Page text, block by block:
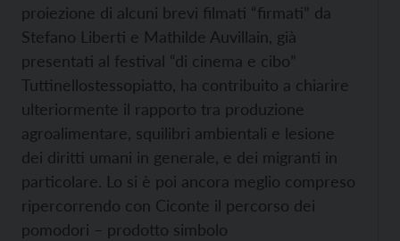
proiezione di alcuni brevi filmati “firmati” da
Stefano Liberti e Mathilde Auvillain, già
presentati al festival “di cinema e cibo”
Tuttinellostessopiatto, ha contribuito a chiarire
ulteriormente il rapporto tra produzione
agroalimentare, squilibri ambientali e lesione
dei diritti umani in generale, e dei migranti in
particolare. Lo si è poi ancora meglio compreso
ripercorrendo con Ciconte il percorso dei
pomodori – prodotto simbolo